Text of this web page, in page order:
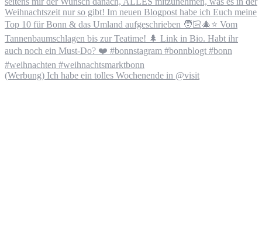
(Werbung) Ich habe ein tolles Wochenende in @visit